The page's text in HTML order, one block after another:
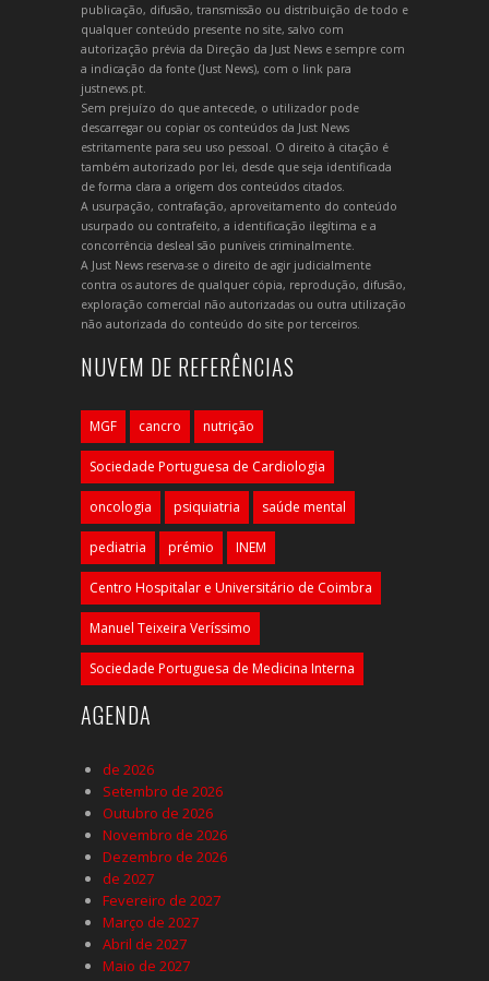
publicação, difusão, transmissão ou distribuição de todo e
qualquer conteúdo presente no site, salvo com
autorização prévia da Direção da Just News e sempre com
a indicação da fonte (Just News), com o link para
justnews.pt.
Sem prejuízo do que antecede, o utilizador pode
descarregar ou copiar os conteúdos da Just News
estritamente para seu uso pessoal. O direito à citação é
também autorizado por lei, desde que seja identificada
de forma clara a origem dos conteúdos citados.
A usurpação, contrafação, aproveitamento do conteúdo
usurpado ou contrafeito, a identificação ilegítima e a
concorrência desleal são puníveis criminalmente.
A Just News reserva-se o direito de agir judicialmente
contra os autores de qualquer cópia, reprodução, difusão,
exploração comercial não autorizadas ou outra utilização
não autorizada do conteúdo do site por terceiros.
NUVEM DE REFERÊNCIAS
MGF cancro nutrição
Sociedade Portuguesa de Cardiologia
oncologia psiquiatria saúde mental
pediatria prémio INEM
Centro Hospitalar e Universitário de Coimbra
Manuel Teixeira Veríssimo
Sociedade Portuguesa de Medicina Interna
AGENDA
de 2026
Setembro de 2026
Outubro de 2026
Novembro de 2026
Dezembro de 2026
de 2027
Fevereiro de 2027
Março de 2027
Abril de 2027
Maio de 2027